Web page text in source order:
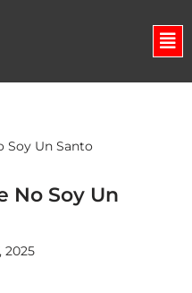
Soy Un Santo
No Soy Un
2025